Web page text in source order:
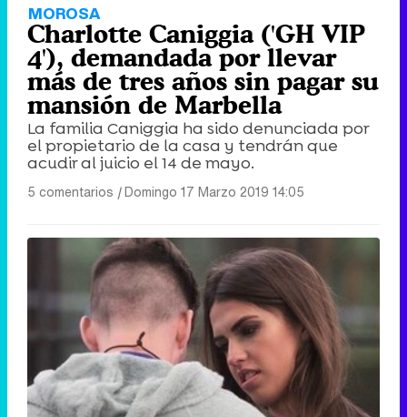
MOROSA
Charlotte Caniggia ('GH VIP
4'), demandada por llevar
más de tres años sin pagar su
mansión de Marbella
La familia Caniggia ha sido denunciada por
el propietario de la casa y tendrán que
acudir al juicio el 14 de mayo.
5 comentarios |Domingo 17 Marzo 2019 14:05